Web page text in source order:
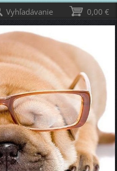
0,00 €
Vyhľadávanie